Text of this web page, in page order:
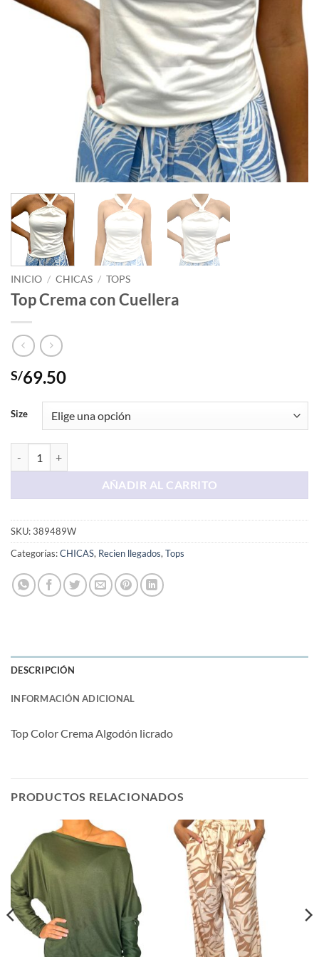
INICIO / CHICAS / TOPS
Top Crema con Cuellera
S/69.50
Size
AÑADIR AL CARRITO
SKU:389489W
Categorías:CHICAS, Recien llegados, Tops
DESCRIPCIÓN
INFORMACIÓN ADICIONAL
Top Color Crema Algodón licrado
PRODUCTOS RELACIONADOS